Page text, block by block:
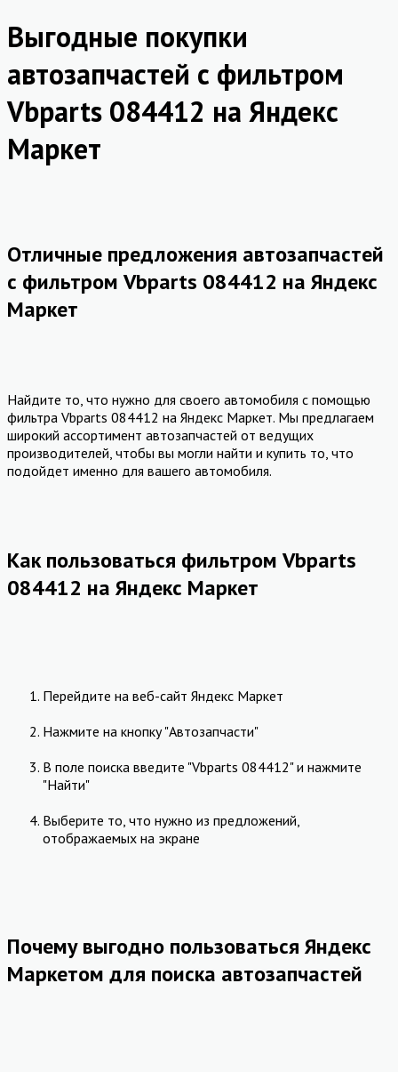
Выгодные покупки
автозапчастей с фильтром
Vbparts 084412 на Яндекс
Маркет
Отличные предложения автозапчастей
с фильтром Vbparts 084412 на Яндекс
Маркет
Найдите то, что нужно для своего автомобиля с помощью
фильтра Vbparts 084412 на Яндекс Маркет. Мы предлагаем
широкий ассортимент автозапчастей от ведущих
производителей, чтобы вы могли найти и купить то, что
подойдет именно для вашего автомобиля.
Как пользоваться фильтром Vbparts
084412 на Яндекс Маркет
Перейдите на веб-сайт Яндекс Маркет
Нажмите на кнопку "Автозапчасти"
В поле поиска введите "Vbparts 084412" и нажмите
"Найти"
Выберите то, что нужно из предложений,
отображаемых на экране
Почему выгодно пользоваться Яндекс
Маркетом для поиска автозапчастей